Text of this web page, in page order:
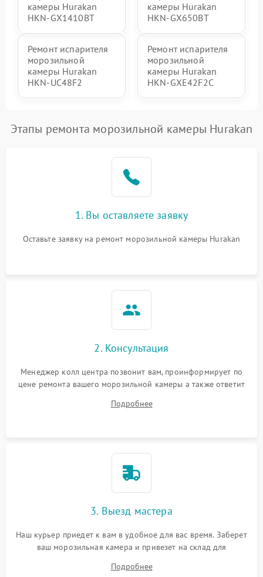
камеры Hurakan
HKN-GX1410BT
камеры Hurakan
HKN-GX650BT
Ремонт испарителя
морозильной
камеры Hurakan
HKN-UC48F2
Ремонт испарителя
морозильной
камеры Hurakan
HKN-GXE42F2C
Этапы ремонта морозильной камеры Hurakan
1. Вы оставляете заявку
Оставьте заявку на ремонт морозильной камеры Hurakan
2. Консультация
Менеджер колл центра позвонит вам, проинформирует по
цене ремонта вашего морозильной камеры а также ответит
Подробнее
3. Выезд мастера
Наш курьер приедет к вам в удобное для вас время. Заберет
ваш морозильная камера и привезет на склад для
Подробнее